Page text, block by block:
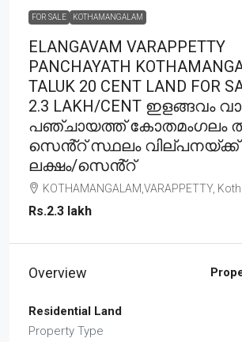
FOR SALE KOTHAMANGALAM
ELANGAVAM VARAPPETTY
PANCHAYATH
TALUK 20 CENT LAND FOR
2.3 LAKH/CENT ഇളങ്ങവം
പഞ്ചായത്ത് കോതമംഗലം
സെൻ്റ് സ്ഥലം വില്പനയ്ക്ക്
ലക്ഷം/സെൻ്റ്
KOTHAMANGALAM,VARAPPETTY,
Rs.2.3 lakh
Overview
Residential Land
Property Type